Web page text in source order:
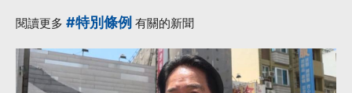
更多...
閱讀更多 #特別條例 有關的新聞